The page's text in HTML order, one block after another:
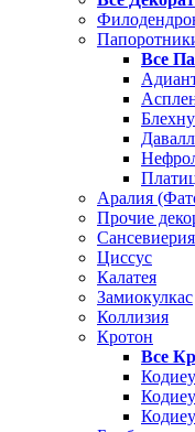
Все
Аралия
Прочие
Сансевиерия
Циссус
Калатея
Замиокулкас
Коллизия
Кротон
Все